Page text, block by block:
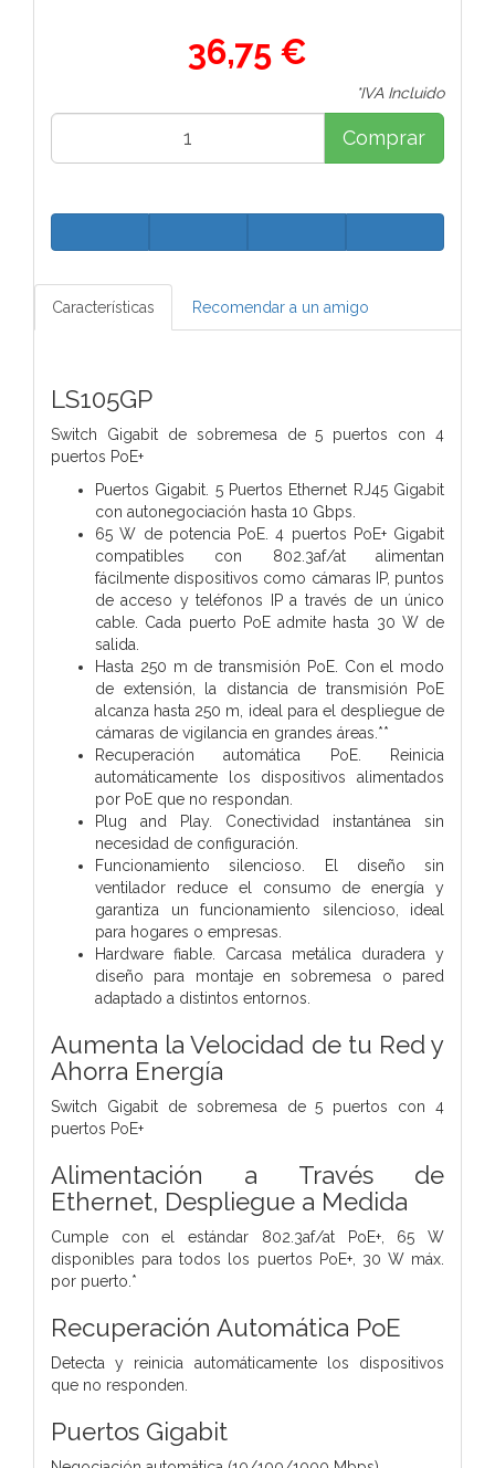
36,75 €
*IVA Incluido
Comprar
Características Recomendar a un amigo
LS105GP
Switch Gigabit de sobremesa de 5 puertos con 4
puertos PoE+
Puertos Gigabit. 5 Puertos Ethernet RJ45 Gigabit
con autonegociación hasta 10 Gbps.
65 W de potencia PoE. 4 puertos PoE+ Gigabit
compatibles con 802.3af/at alimentan
fácilmente dispositivos como cámaras IP, puntos
de acceso y teléfonos IP a través de un único
cable. Cada puerto PoE admite hasta 30 W de
salida.
Hasta 250 m de transmisión PoE. Con el modo
de extensión, la distancia de transmisión PoE
alcanza hasta 250 m, ideal para el despliegue de
cámaras de vigilancia en grandes áreas.**
Recuperación automática PoE. Reinicia
automáticamente los dispositivos alimentados
por PoE que no respondan.
Plug and Play. Conectividad instantánea sin
necesidad de configuración.
Funcionamiento silencioso. El diseño sin
ventilador reduce el consumo de energía y
garantiza un funcionamiento silencioso, ideal
para hogares o empresas.
Hardware fiable. Carcasa metálica duradera y
diseño para montaje en sobremesa o pared
adaptado a distintos entornos.
Aumenta la Velocidad de tu Red y
Ahorra Energía
Switch Gigabit de sobremesa de 5 puertos con 4
puertos PoE+
Alimentación a Través de
Ethernet, Despliegue a Medida
Cumple con el estándar 802.3af/at PoE+, 65 W
disponibles para todos los puertos PoE+, 30 W máx.
por puerto.*
Recuperación Automática PoE
Detecta y reinicia automáticamente los dispositivos
que no responden.
Puertos Gigabit